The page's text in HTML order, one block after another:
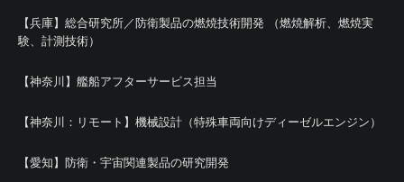
【兵庫】総合研究所／防衛製品の燃焼技術開発 （燃焼解析、燃焼実
験、計測技術）
【神奈川】艦船アフターサービス担当
【神奈川：リモート】機械設計（特殊車両向けディーゼルエンジン）
【愛知】防衛・宇宙関連製品の研究開発